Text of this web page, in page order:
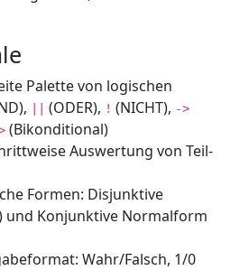
Palette von logischen
(ODER), ! (NICHT), ->
(Bikonditional)
Auswertung von Teil-
Formen: Disjunktive
und Konjunktive Normalform
Wahr/Falsch, 1/0